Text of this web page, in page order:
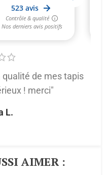
de mes tapis
! merci"
L.
AIMER :​